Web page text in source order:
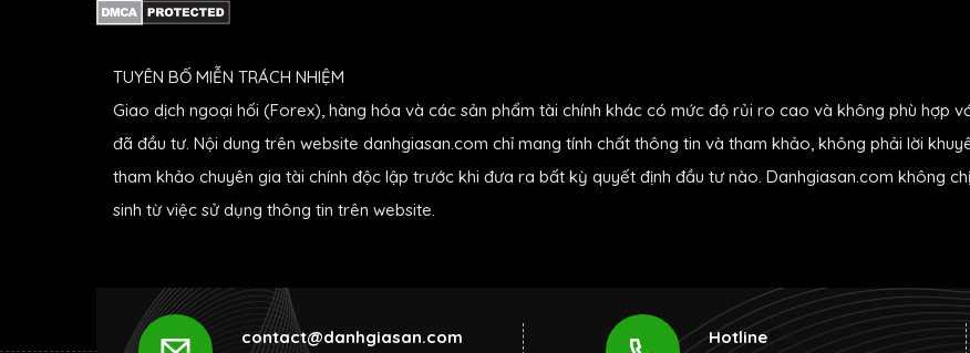
TUYÊN BỐ MIỄN TRÁCH NHIỆM
Giao dịch ngoại hối (Forex), hàng hóa và các sản phẩm tài chính khác có mức độ rủi ro cao và không phù hợp
đã đầu tư. Nội dung trên website danhgiasan.com chỉ mang tính chất thông tin và tham khảo, không phải lời
tham khảo chuyên gia tài chính độc lập trước khi đưa ra bất kỳ quyết định đầu tư nào. Danhgiasan.com không
sinh từ việc sử dụng thông tin trên website.
contact@danhgiasan.com Hotline